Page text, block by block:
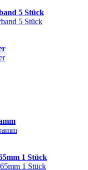
5 Stück
1 Stück